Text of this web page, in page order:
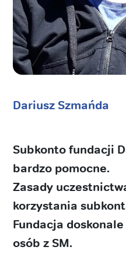
Dariusz Szmańda
Subkonto fundacji
bardzo pomocne.
Zasady
korzystania
Fundacja
osób z SM.